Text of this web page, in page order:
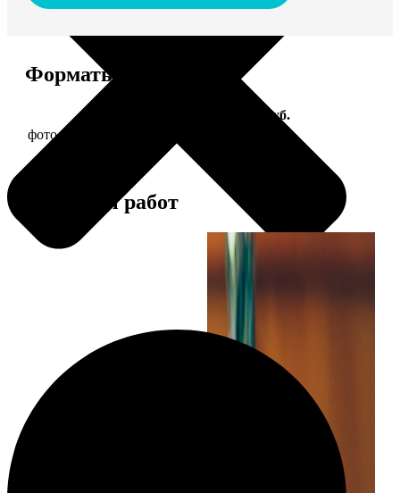
Форматы и цены
Цена, руб.
фото 30х30 в деревянной рамке
Примеры работ